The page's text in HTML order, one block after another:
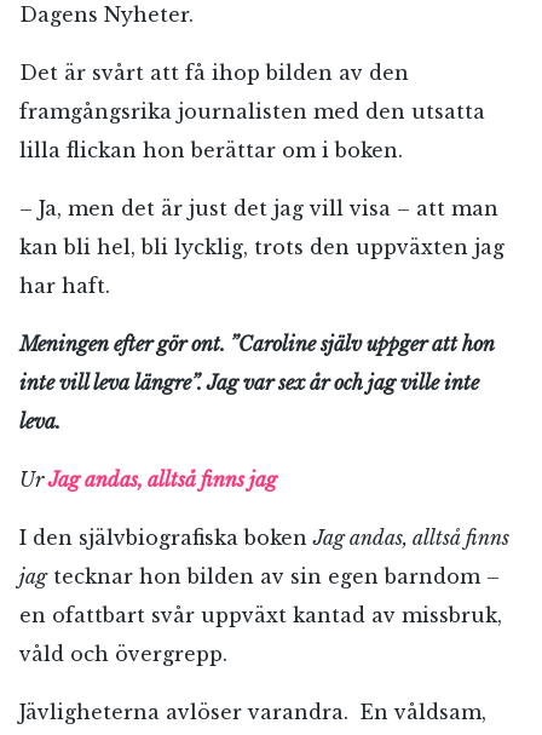
Dagens Nyheter.
Det är svårt att få ihop bilden av den
framgångsrika journalisten med den utsatta
lilla flickan hon berättar om i boken.
– Ja, men det är just det jag vill visa – att man
kan bli hel, bli lycklig, trots den uppväxten jag
har haft.
Meningen efter gör ont. ”Caroline själv uppger att hon
inte vill leva längre”. Jag var sex år och jag ville inte
leva.
UrJag andas, alltså finns jag
I den självbiografiska bokenJag andas, alltså finns
jagtecknar hon bilden av sin egen barndom –
en ofattbart svår uppväxt kantad av missbruk,
våld och övergrepp.
Jävligheterna avlöser varandra. En våldsam,